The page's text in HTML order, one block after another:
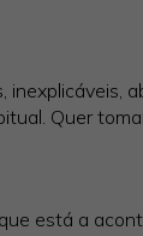
Quer
está a